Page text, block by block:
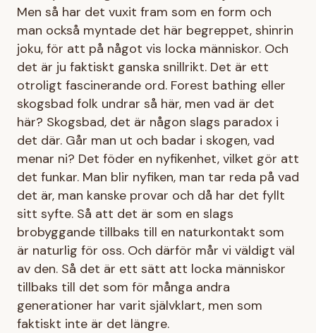
Men så har det vuxit fram som en form och
man också myntade det här begreppet, shinrin
joku, för att på något vis locka människor. Och
det är ju faktiskt ganska snillrikt. Det är ett
otroligt fascinerande ord. Forest bathing eller
skogsbad folk undrar så här, men vad är det
här? Skogsbad, det är någon slags paradox i
det där. Går man ut och badar i skogen, vad
menar ni? Det föder en nyfikenhet, vilket gör att
det funkar. Man blir nyfiken, man tar reda på vad
det är, man kanske provar och då har det fyllt
sitt syfte. Så att det är som en slags
brobyggande tillbaks till en naturkontakt som
är naturlig för oss. Och därför mår vi väldigt väl
av den. Så det är ett sätt att locka människor
tillbaks till det som för många andra
generationer har varit självklart, men som
faktiskt inte är det längre.